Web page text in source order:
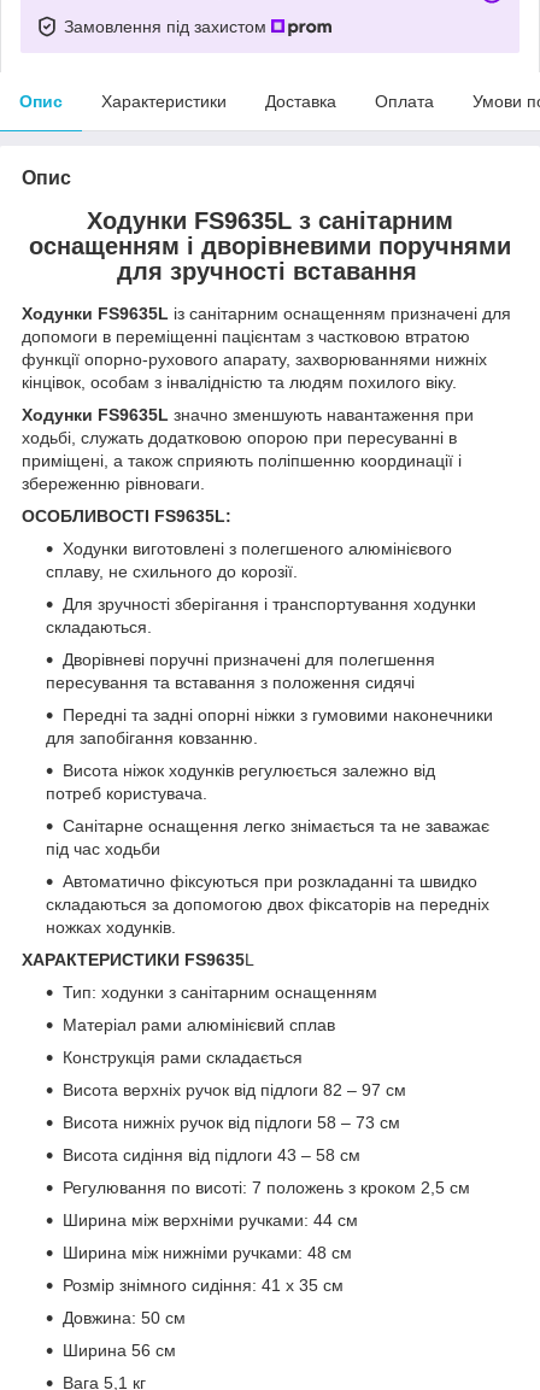
Замовлення під захистом
Опис Характеристики Доставка Оплата Умови
Опис
Ходунки FS9635L з санітарним
оснащенням і дворівневими поручнями
для зручності вставання
Ходунки FS9635L із санітарним оснащенням призначені для
допомоги в переміщенні пацієнтам з частковою втратою
функції опорно-рухового апарату, захворюваннями нижніх
кінцівок, особам з інвалідністю та людям похилого віку.
Ходунки FS9635L значно зменшують навантаження при
ходьбі, служать додатковою опорою при пересуванні в
приміщені, а також сприяють поліпшенню координації і
збереженню рівноваги.
ОСОБЛИВОСТІ FS9635L:
Ходунки виготовлені з полегшеного алюмінієвого
сплаву, не схильного до корозії.
Для зручності зберігання і транспортування ходунки
складаються.
Дворівневі поручні призначені для полегшення
пересування та вставання з положення сидячі
Передні та задні опорні ніжки з гумовими наконечники
для запобігання ковзанню.
Висота ніжок ходунків регулюється залежно від
потреб користувача.
Санітарне оснащення легко знімається та не заважає
під час ходьби
Автоматично фіксуються при розкладанні та швидко
складаються за допомогою двох фіксаторів на передніх
ножках ходунків.
ХАРАКТЕРИСТИКИ FS9635L
Тип: ходунки з санітарним оснащенням
Матеріал рами алюмінієвий сплав
Конструкція рами складається
Висота верхніх ручок від підлоги 82 – 97 см
Висота нижніх ручок від підлоги 58 – 73 см
Висота сидіння від підлоги 43 – 58 см
Регулювання по висоті: 7 положень з кроком 2,5 см
Ширина між верхніми ручками: 44 см
Ширина між нижніми ручками: 48 см
Розмір знімного сидіння: 41 х 35 см
Довжина: 50 см
Ширина 56 см
Вага 5,1 кг